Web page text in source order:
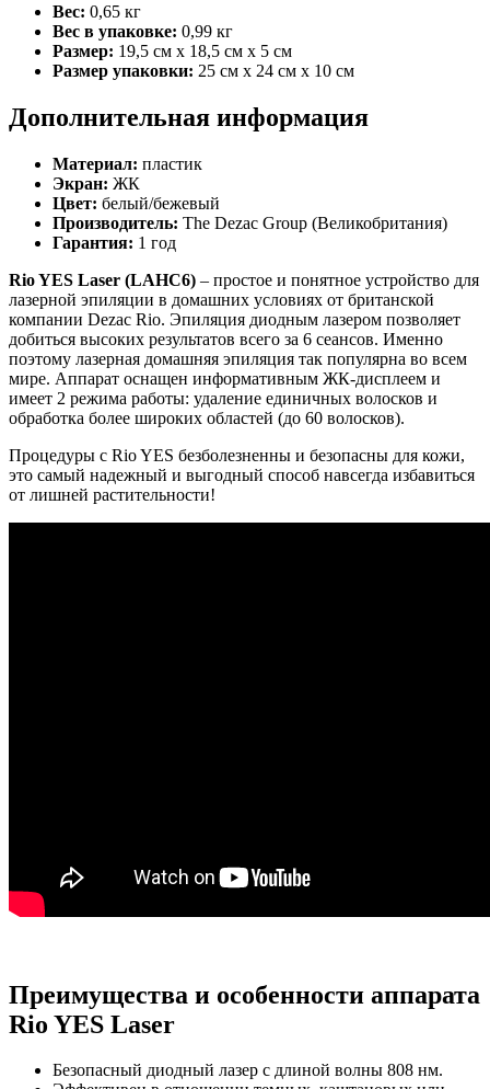
Вес: 0,65 кг
Вес в упаковке: 0,99 кг
Размер: 19,5 см x 18,5 см x 5 см
Размер упаковки: 25 см x 24 см x 10 см
Дополнительная информация
Материал: пластик
Экран: ЖК
Цвет: белый/бежевый
Производитель: The Dezac Group (Великобритания)
Гарантия: 1 год
Rio YES Laser (LAHC6) – простое и понятное устройство для
лазерной эпиляции в домашних условиях от британской
компании Dezac Rio. Эпиляция диодным лазером позволяет
добиться высоких результатов всего за 6 сеансов. Именно
поэтому лазерная домашняя эпиляция так популярна во всем
мире. Аппарат оснащен информативным ЖК-дисплеем и
имеет 2 режима работы: удаление единичных волосков и
обработка более широких областей (до 60 волосков).
Процедуры с Rio YES безболезненны и безопасны для кожи,
это самый надежный и выгодный способ навсегда избавиться
от лишней растительности!
Преимущества и особенности аппарата
Rio YES Laser
Безопасный диодный лазер с длиной волны 808 нм.